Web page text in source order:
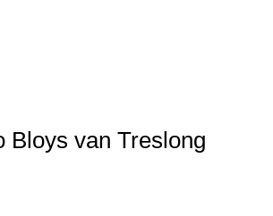
Bloys van Treslong